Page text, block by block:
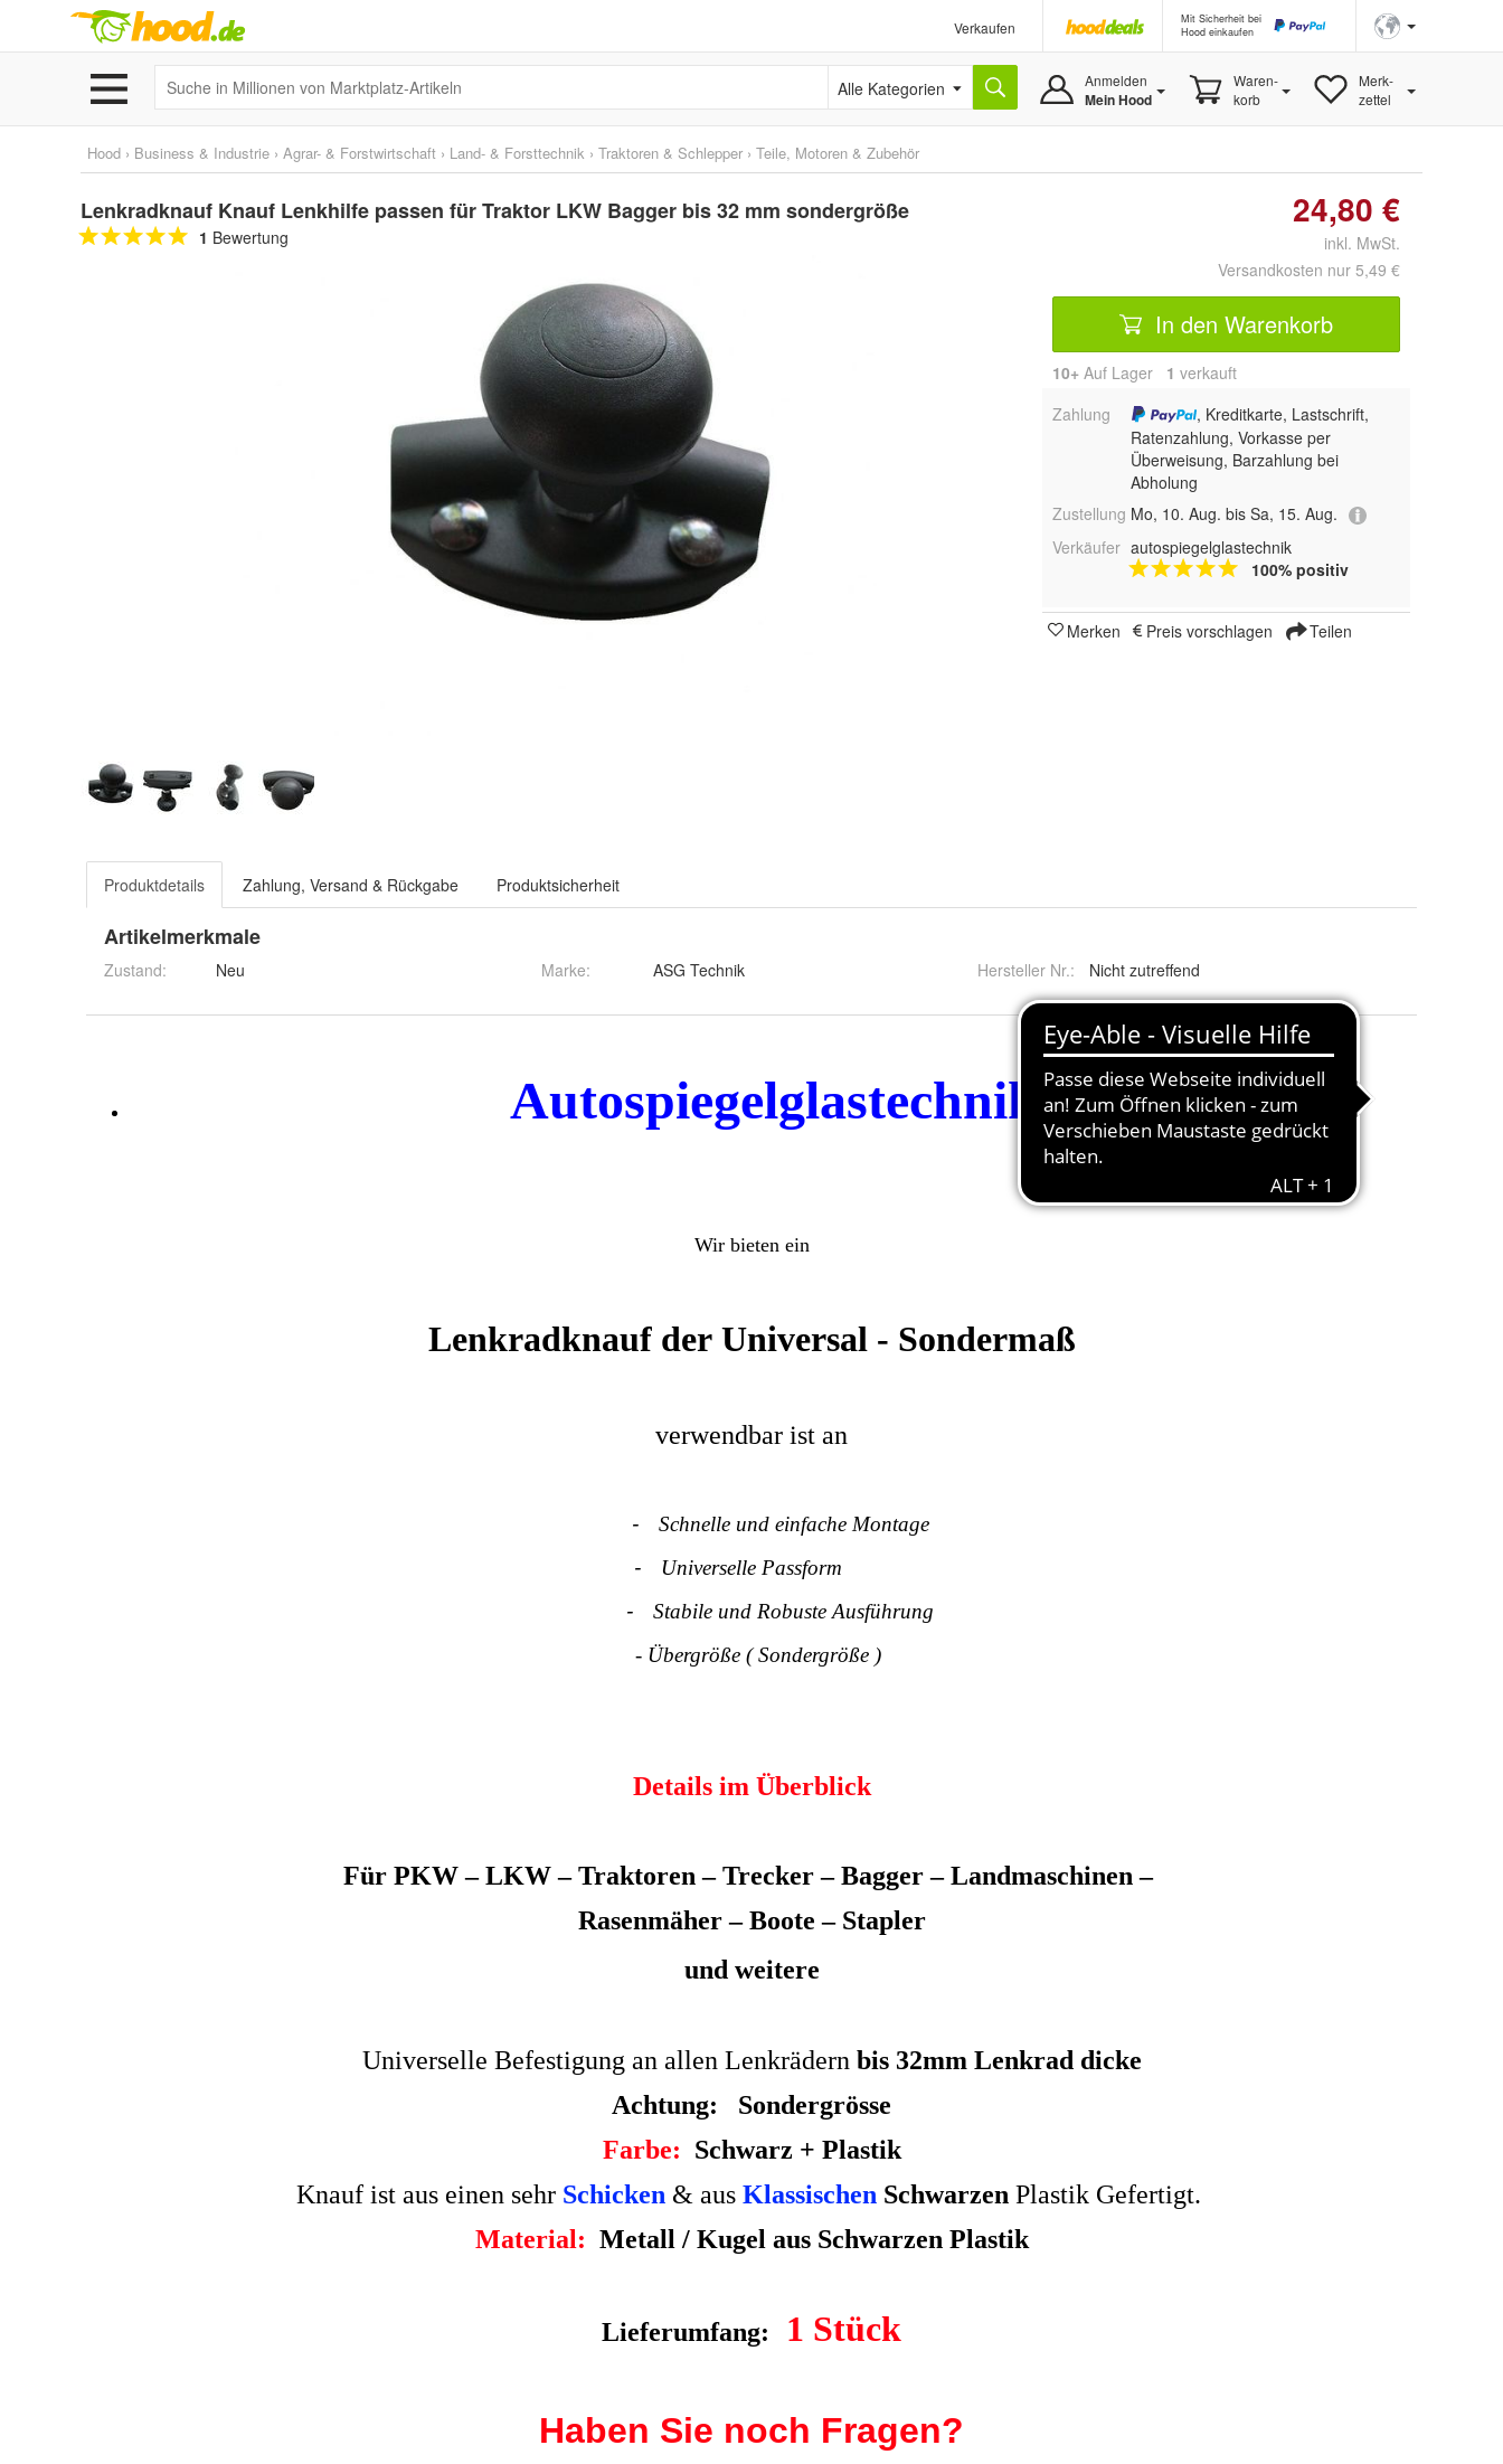
Verkaufen
Mit Sicherheit bei
Hood einkaufen
Alle Kategorien Anmelden
Mein Hood
Waren-
korb
Merk-
zettel
Hood › Business & Industrie › Agrar- & Forstwirtschaft › Land- & Forsttechnik › Traktoren & Schlepper › Teile, Motoren & Zubehör
Lenkradknauf Knauf Lenkhilfe passen für Traktor LKW Bagger bis 32 mm sondergröße
1 Bewertung
24,80 €
inkl. MwSt.
Versandkosten nur 5,49 €
In den Warenkorb
10+ Auf Lager 1 verkauft
Zahlung
, Kreditkarte, Lastschrift,
Ratenzahlung, Vorkasse per
Überweisung, Barzahlung bei
Abholung
Zustellung Mo, 10. Aug. bis Sa, 15. Aug.
Verkäufer autospiegelglastechnik
100% positiv
Merken Preis vorschlagen Teilen
Produktdetails Zahlung, Versand & Rückgabe Produktsicherheit
Artikelmerkmale
Zustand: Neu Marke: ASG Technik Hersteller Nr.: Nicht zutreffend